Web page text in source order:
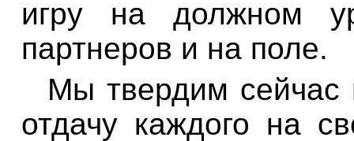
игру на должном
партнеров и на поле.
Мы твердим сейчас
отдачу каждого на